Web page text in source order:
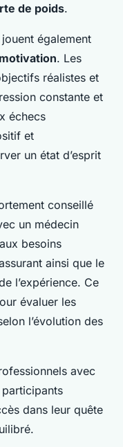
de poids.
jouent également
motivation. Les
réalistes et
constante et
échecs
et
un état d’esprit
conseillé
un médecin
besoins
ainsi que le
l’expérience. Ce
évaluer les
l’évolution des
avec
dans leur quête